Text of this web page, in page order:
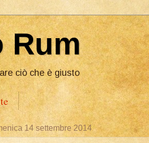
Rum
ciò che è giusto
14 settembre 2014